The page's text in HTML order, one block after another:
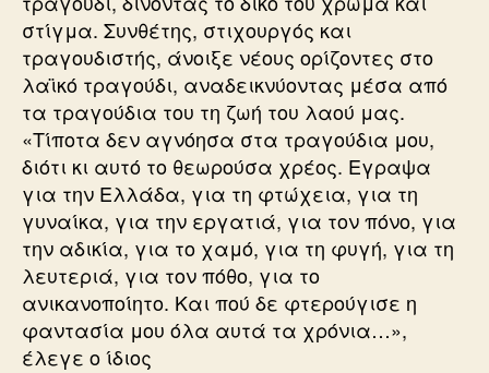
στίγμα. Συνθέτης, στιχουργός και
τραγουδιστής, άνοιξε νέους ορίζοντες στο
λαϊκό τραγούδι, αναδεικνύοντας μέσα από
τα τραγούδια του τη ζωή του λαού μας.
«Τίποτα δεν αγνόησα στα τραγούδια μου,
διότι κι αυτό το θεωρούσα χρέος. Εγραψα
για την Ελλάδα, για τη φτώχεια, για τη
γυναίκα, για την εργατιά, για τον πόνο, για
την αδικία, για το χαμό, για τη φυγή, για τη
λευτεριά, για τον πόθο, για το
ανικανοποίητο. Και πού δε φτερούγισε η
φαντασία μου όλα αυτά τα χρόνια…»,
έλεγε o ίδιος